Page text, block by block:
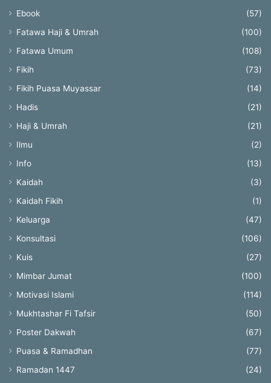
Ebook
(57)
Fatawa Haji & Umrah
(100)
Fatawa Umum
(108)
Fikih
(73)
Fikih Puasa Muyassar
(14)
Hadis
(21)
Haji & Umrah
(21)
Ilmu
(2)
Info
(13)
Kaidah
(3)
Kaidah Fikih
(1)
Keluarga
(47)
Konsultasi
(106)
Kuis
(27)
Mimbar Jumat
(100)
Motivasi Islami
(114)
Mukhtashar Fi Tafsir
(50)
Poster Dakwah
(67)
Puasa & Ramadhan
(77)
Ramadan 1447
(24)